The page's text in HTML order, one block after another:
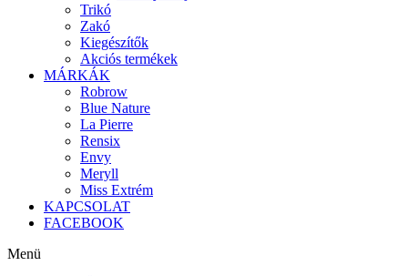
Trikó
Zakó
Kiegészítők
Akciós termékek
MÁRKÁK
Robrow
Blue Nature
La Pierre
Rensix
Envy
Meryll
Miss Extrém
KAPCSOLAT
FACEBOOK
Menü